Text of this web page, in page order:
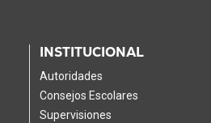
INSTITUCIONAL
Autoridades
Consejos Escolares
Supervisiones